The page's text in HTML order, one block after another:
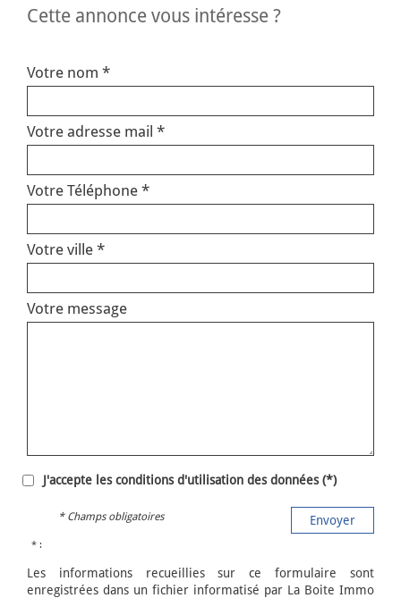
cette annonce vous intéresse ?
Votre nom *
Votre adresse mail *
Votre Téléphone *
Votre ville *
Votre message
J'accepte les conditions d'utilisation des données (*)
Envoyer
* Champs obligatoires
* :
Les informations recueillies sur ce formulaire sont
enregistrées dans un fichier informatisé par La Boite Immo